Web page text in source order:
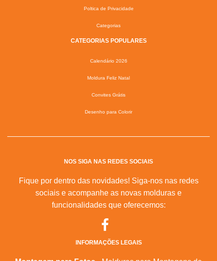
Poltica de Privacidade
Categorias
CATEGORIAS POPULARES
Calendário 2026
Moldura Feliz Natal
Convites Grátis
Desenho para Colorir
NOS SIGA NAS REDES SOCIAIS
Fique por dentro das novidades! Siga-nos nas redes
sociais e acompanhe as novas molduras e
funcionalidades que oferecemos:
INFORMAÇÕES LEGAIS